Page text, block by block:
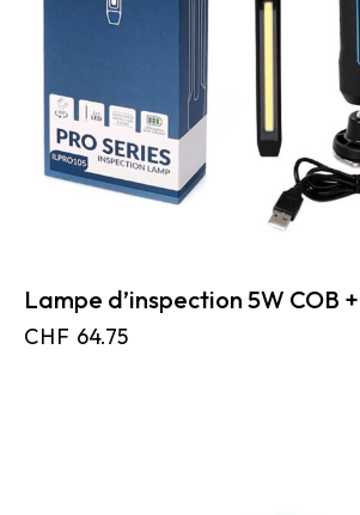
Lampe d’inspection 5W COB +
CHF 64.75